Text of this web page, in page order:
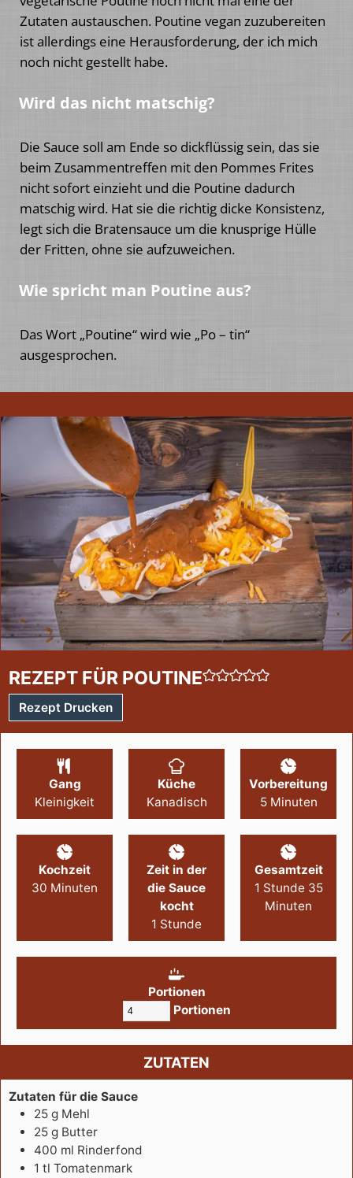
Zutaten austauschen. Poutine vegan zuzubereiten
ist allerdings eine Herausforderung, der ich mich
noch nicht gestellt habe.
Wird das nicht matschig?
Die Sauce soll am Ende so dickflüssig sein, das sie
beim Zusammentreffen mit den Pommes Frites
nicht sofort einzieht und die Poutine dadurch
matschig wird. Hat sie die richtig dicke Konsistenz,
legt sich die Bratensauce um die knusprige Hülle
der Fritten, ohne sie aufzuweichen.
Wie spricht man Poutine aus?
Das Wort „Poutine“ wird wie „Po – tin“
ausgesprochen.
REZEPT FÜR POUTINE
Rezept Drucken
Gang
Kleinigkeit
Küche
Kanadisch
Vorbereitung
5 Minuten
Kochzeit
30 Minuten
Zeit in der
die Sauce
kocht
1 Stunde
Gesamtzeit
1 Stunde 35
Minuten
Portionen
Portionen
ZUTATEN
Zutaten für die Sauce
25 g Mehl
25 g Butter
400 ml Rinderfond
1 tl Tomatenmark